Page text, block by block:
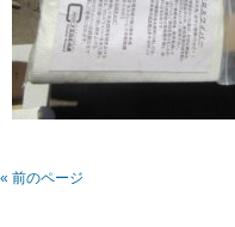
« 前のページ